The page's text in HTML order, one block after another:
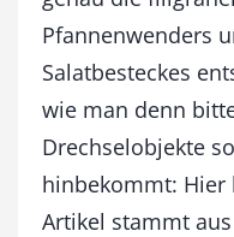
h
e
n
M
e
n
Pfannenwenders
Salatbesteckes
wie man denn
Drechselobjekte
hinbekommt: Hier
Artikel stammt aus